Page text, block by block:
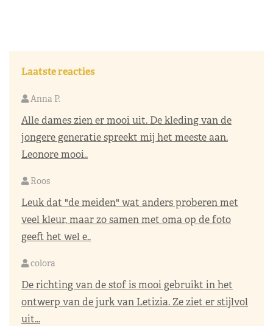
Laatste reacties
Anna P.
Alle dames zien er mooi uit. De kleding van de
jongere generatie spreekt mij het meeste aan.
Leonore mooi..
Roos
Leuk dat "de meiden" wat anders proberen met
veel kleur, maar zo samen met oma op de foto
geeft het wel e..
colora
De richting van de stof is mooi gebruikt in het
ontwerp van de jurk van Letizia. Ze ziet er stijlvol
uit...